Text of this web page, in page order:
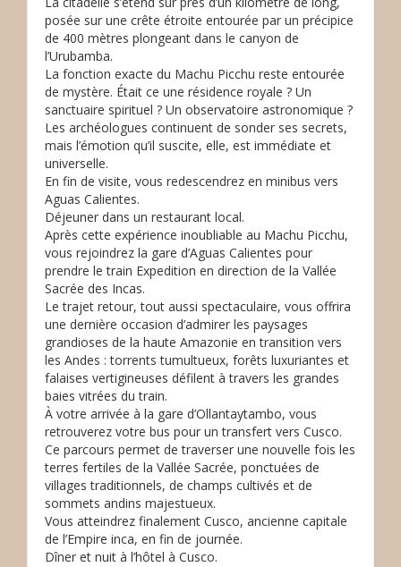
posée sur une crête étroite entourée par un précipice
de 400 mètres plongeant dans le canyon de
l’Urubamba.
La fonction exacte du Machu Picchu reste entourée
de mystère. Était ce une résidence royale ? Un
sanctuaire spirituel ? Un observatoire astronomique ?
Les archéologues continuent de sonder ses secrets,
mais l’émotion qu’il suscite, elle, est immédiate et
universelle.
En fin de visite, vous redescendrez en minibus vers
Aguas Calientes.
Déjeuner dans un restaurant local.
Après cette expérience inoubliable au Machu Picchu,
vous rejoindrez la gare d’Aguas Calientes pour
prendre le train Expedition en direction de la Vallée
Sacrée des Incas.
Le trajet retour, tout aussi spectaculaire, vous offrira
une dernière occasion d’admirer les paysages
grandioses de la haute Amazonie en transition vers
les Andes : torrents tumultueux, forêts luxuriantes et
falaises vertigineuses défilent à travers les grandes
baies vitrées du train.
À votre arrivée à la gare d’Ollantaytambo, vous
retrouverez votre bus pour un transfert vers Cusco.
Ce parcours permet de traverser une nouvelle fois les
terres fertiles de la Vallée Sacrée, ponctuées de
villages traditionnels, de champs cultivés et de
sommets andins majestueux.
Vous atteindrez finalement Cusco, ancienne capitale
de l’Empire inca, en fin de journée.
Dîner et nuit à l’hôtel à Cusco.